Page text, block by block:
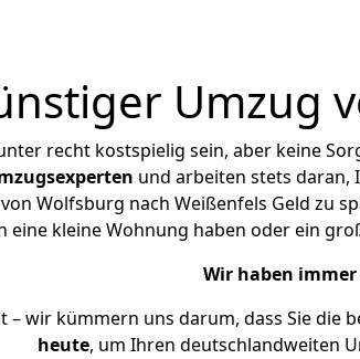
Umzug
recht kostspielig sein, aber keine
und arbeiten stets daran,
Wolfsburg nach Weißenfels Geld zu
eine kleine Wohnung haben oder ein
Wir haben
– wir kümmern uns darum, dass Sie die
heute, um Ihren deutschlandweiten